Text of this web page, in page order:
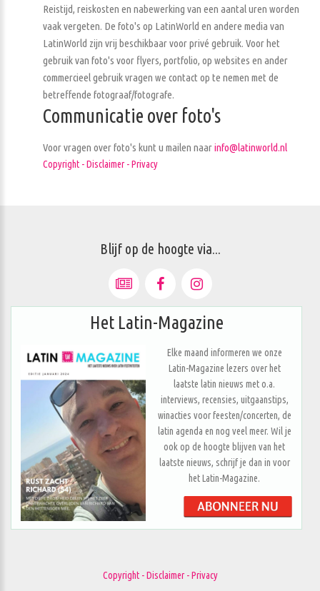
Reistijd, reiskosten en nabewerking van een aantal uren worden
vaak vergeten. De foto's op LatinWorld en andere media van
LatinWorld zijn vrij beschikbaar voor privé gebruik. Voor het
gebruik van foto's voor flyers, portfolio, op websites en ander
commercieel gebruik vragen we contact op te nemen met de
betreffende fotograaf/fotografe.
Communicatie over foto's
Voor vragen over foto's kunt u mailen naarinfo@latinworld.nl
Copyright - Disclaimer - Privacy
Blijf op de hoogte via...
Het Latin-Magazine
Elke maand informeren we onze
Latin-Magazine lezers over het
laatste latin nieuws met o.a.
interviews, recensies, uitgaanstips,
winacties voor feesten/concerten, de
latin agenda en nog veel meer. Wil je
ook op de hoogte blijven van het
laatste nieuws, schrijf je dan in voor
het Latin-Magazine.
Copyright - Disclaimer - Privacy